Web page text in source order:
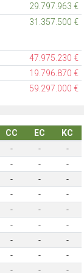
29.797.963 €
31.357.500 €
47.975.230 €
19.796.870 €
59.297.000 €
CC EC
KC
- -
-
- -
-
- -
-
- -
-
- -
-
- -
-
- -
-
- -
-
- - -